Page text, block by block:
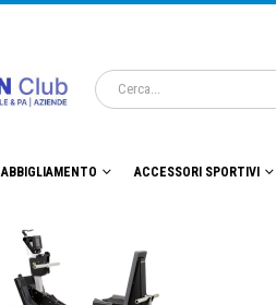
ABBIGLIAMENTO ACCESSORI SPORTIVI